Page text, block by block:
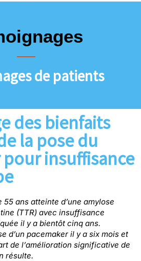
de patients
des bienfaits
la pose du
pour insuffisance
ans atteinte d’une amylose
(TTR) avec insuffisance
il y a bientôt cinq ans.
d’un pacemaker il y a six mois et
de l’amélioration significative de
résulte.